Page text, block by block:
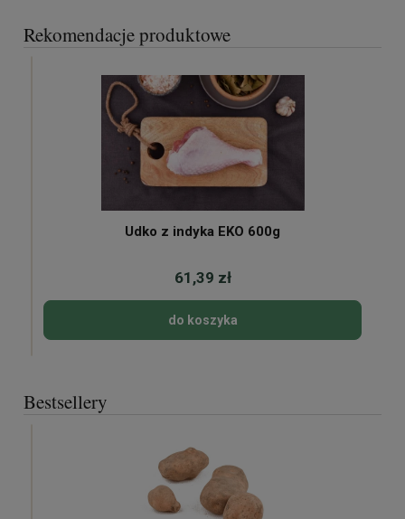
Rekomendacje produktowe
Udko z indyka EKO 600g
61,39 zł
do koszyka
Bestsellery